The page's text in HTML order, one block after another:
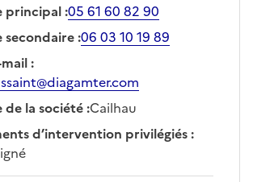
principal:05 61 60 82 90
secondaire:06 03 10 19 89
:
de la société:Cailhau
d’intervention privilégiés: